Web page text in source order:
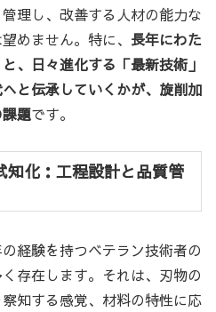
理し、改善する人材の能力な
めません。特に、 長年にわた
、日々進化する「最新技術」
と伝承していくかが、旋削加
題です。
知化：工程設計と品質管
経験を持つベテラン技術者の
存在します。それは、刃物の
知する感覚、材料の特性に応